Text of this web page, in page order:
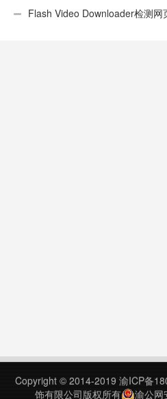
性不错Flash Video Downloader检测网
Copyright © 2014-2019 渝ICP备
饰有限公司版权所有
渝公网